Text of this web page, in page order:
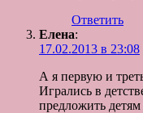
Ответить
Елена:
17.02.2013 в 23:08
А я первую и
Игрались в
предложить детям